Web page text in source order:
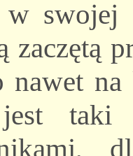
swojej
zaczętą
nawet
taki